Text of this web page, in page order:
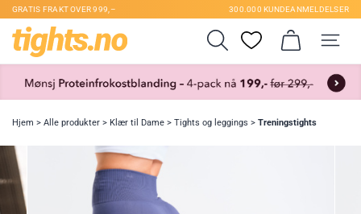
GRATIS FRAKT OVER 999,– 300.000 KUNDEANMELDELSER
Hjem > Alle produkter > Klær til Dame > Tights og leggings > Treningstights